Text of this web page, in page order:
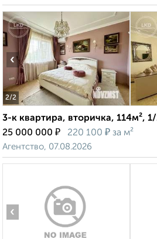
2/2
‹
3-к квартира, вторичка, 114м²,
25 000 000 ₽ 220 100 ₽ за м²
Агентство, 07.08.2026
‹